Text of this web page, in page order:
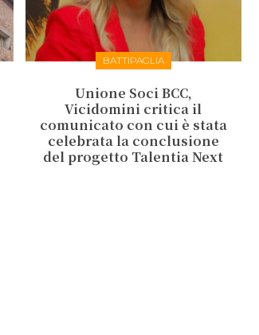
BATTIPAGLIA
Unione Soci BCC,
Vicidomini critica il
comunicato con cui è stata
celebrata la conclusione
del progetto Talentia Next